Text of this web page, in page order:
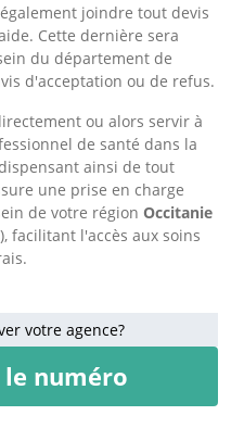
joindre tout devis
Cette dernière sera
du département de
d'acceptation ou de refus.
ou alors servir à
de santé dans la
ainsi de tout
une prise en charge
de votre région Occitanie
facilitant l'accès aux soins
votre agence?
numéro